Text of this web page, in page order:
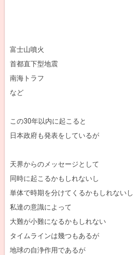
富士山噴火
首都直下型地震
南海トラフ
など
この30年以内に起こると
日本政府も発表をしているが
天界からのメッセージとして
同時に起こるかもしれないし
単体で時期を分けてくるかもしれないし
私達の意識によって
大難が小難になるかもしれない
タイムラインは幾つもあるが
地球の自浄作用であるが